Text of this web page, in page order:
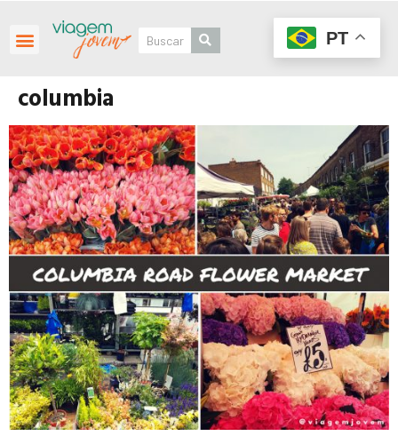
columbia
PT